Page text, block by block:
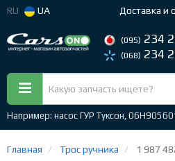
RU UA Доставка и
(095) 234
(068) 234
Например: насос ГУР Туксон,
Главная Трос ручника 1 987